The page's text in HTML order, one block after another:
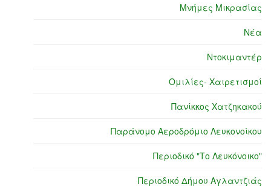
Μνήμες Μικρασίας
Νέα
Ντοκιμαντέρ
Ομιλίες- Χαιρετισμοί
Πανίκκος Χατζηκακού
Παράνομο Αεροδρόμιο Λευκονοίκου
Περιοδικό "Το Λευκόνοικο"
Περιοδικό Δήμου Αγλαντζιάς